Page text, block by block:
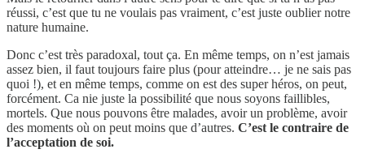
réussi, c’est que tu ne voulais pas vraiment, c’est juste oublier notre
nature humaine.
Donc c’est très paradoxal, tout ça. En même temps, on n’est jamais
assez bien, il faut toujours faire plus (pour atteindre… je ne sais pas
quoi !), et en même temps, comme on est des super héros, on peut,
forcément. Ca nie juste la possibilité que nous soyons faillibles,
mortels. Que nous pouvons être malades, avoir un problème, avoir
des moments où on peut moins que d’autres. C’est le contraire de
l’acceptation de soi.